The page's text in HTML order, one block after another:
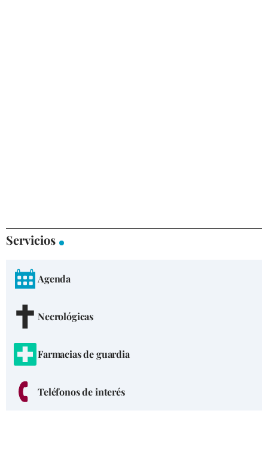
Servicios
Agenda
Necrológicas
Farmacias de guardia
Teléfonos de interés